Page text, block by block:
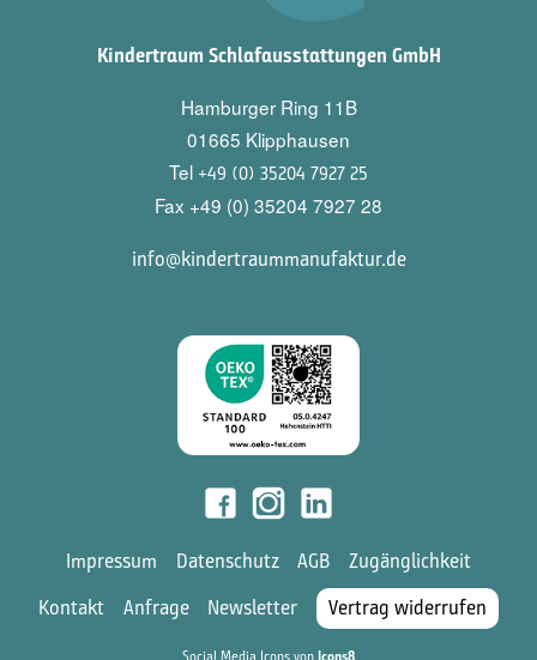
Kindertraum Schlafausstattungen GmbH
Hamburger Ring 11B
01665 Klipphausen
Tel +49 (0) 35204 7927 25
Fax +49 (0) 35204 7927 28
info@kindertraummanufaktur.de
Impressum Datenschutz AGB
Zugänglichkeit
Kontakt
Anfrage Newsletter Vertrag widerrufen
Social Media Icons von Icons8